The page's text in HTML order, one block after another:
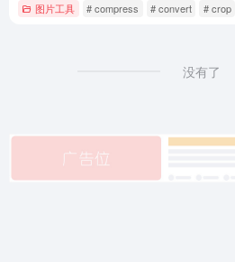
图片工具 # compress # convert # crop
没有了